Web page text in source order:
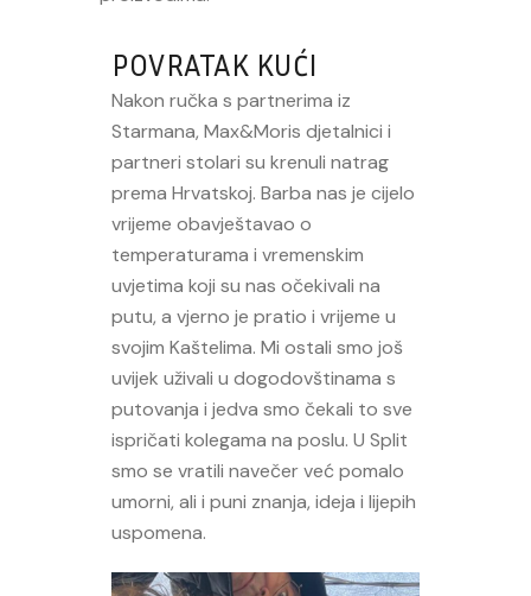
POVRATAK KUĆI
Nakon ručka s partnerima iz
Starmana, Max&Moris djetalnici i
partneri stolari su krenuli natrag
prema Hrvatskoj. Barba nas je cijelo
vrijeme obavještavao o
temperaturama i vremenskim
uvjetima koji su nas očekivali na
putu, a vjerno je pratio i vrijeme u
svojim Kaštelima. Mi ostali smo još
uvijek uživali u dogodovštinama s
putovanja i jedva smo čekali to sve
ispričati kolegama na poslu. U Split
smo se vratili navečer već pomalo
umorni, ali i puni znanja, ideja i lijepih
uspomena.